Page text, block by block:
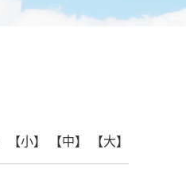
【小】 【中】 【大】